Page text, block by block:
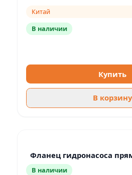
Китай
В наличии
Купить
В корзину
Фланец гидронасоса
В наличии